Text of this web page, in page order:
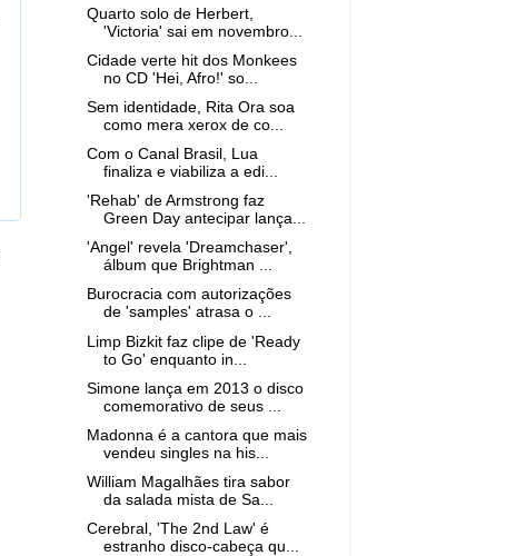
Quarto solo de Herbert,
'Victoria' sai em novembro...
Cidade verte hit dos Monkees
no CD 'Hei, Afro!' so...
Sem identidade, Rita Ora soa
como mera xerox de co...
Com o Canal Brasil, Lua
finaliza e viabiliza a edi...
'Rehab' de Armstrong faz
Green Day antecipar lança...
'Angel' revela 'Dreamchaser',
álbum que Brightman ...
Burocracia com autorizações
de 'samples' atrasa o ...
Limp Bizkit faz clipe de 'Ready
to Go' enquanto in...
Simone lança em 2013 o disco
comemorativo de seus ...
Madonna é a cantora que mais
vendeu singles na his...
William Magalhães tira sabor
da salada mista de Sa...
Cerebral, 'The 2nd Law' é
estranho disco-cabeça qu...